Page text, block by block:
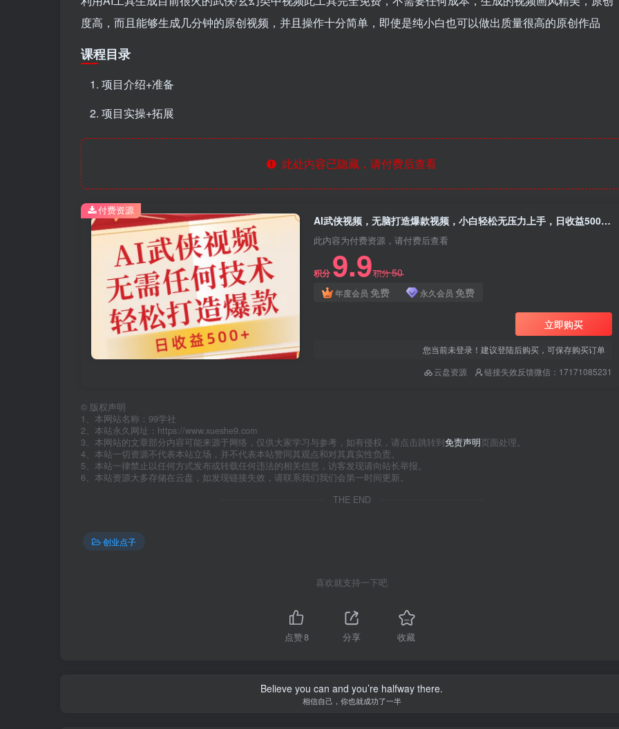
度高，而且能够生成几分钟的原创视频，并且操作十分简单，即使是纯小白也可以做出质量很高的原创作品
课程目录
项目介绍+准备
项目实操+拓展
此处内容已隐藏，请付费后查看
AI武侠视频，无脑打造爆款视频，小白轻松无压力上手，日收益500+，无需任何技术
此内容为付费资源，请付费后查看
积分 9.9积分50
年度会员 免费 永久会员 免费
立即购买
您当前未登录！建议登陆后购买，可保存购买订单
云盘资源
链接失效反馈微信：17171085231
付费资源
© 版权声明
1、本网站名称：99学社
2、本站永久网址：https://www.xueshe9.com
3、本网站的文章部分内容可能来源于网络，仅供大家学习与参考，如有侵权，请点击跳转到免责声明页面处理。
4、本站一切资源不代表本站立场，并不代表本站赞同其观点和对其真实性负责。
5、本站一律禁止以任何方式发布或转载任何违法的相关信息，访客发现请向站长举报。
6、本站资源大多存储在云盘，如发现链接失效，请联系我们我们会第一时间更新。
THE END
创业点子
喜欢就支持一下吧
点赞8 分享 收藏
Believe you can and you’re halfway there.
相信自己，你也就成功了一半